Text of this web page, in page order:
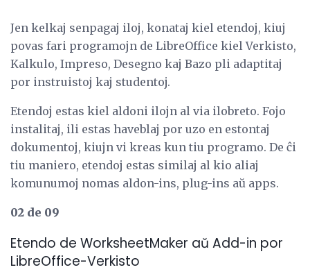
Jen kelkaj senpagaj iloj, konataj kiel etendoj, kiuj
povas fari programojn de LibreOffice kiel Verkisto,
Kalkulo, Impreso, Desegno kaj Bazo pli adaptitaj
por instruistoj kaj studentoj.
Etendoj estas kiel aldoni ilojn al via ilobreto. Fojo
instalitaj, ili estas haveblaj por uzo en estontaj
dokumentoj, kiujn vi kreas kun tiu programo. De ĉi
tiu maniero, etendoj estas similaj al kio aliaj
komunumoj nomas aldon-ins, plug-ins aŭ apps.
02 de 09
Etendo de WorksheetMaker aŭ Add-in por
LibreOffice-Verkisto